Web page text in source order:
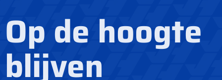
Op de hoogte
blijven